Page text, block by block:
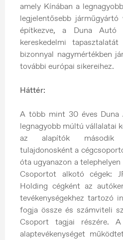
amely Kínában a
legjelentősebb
építkezve, a Duna
kereskedelmi
bizonnyal nagymértékben
további európai sikereihez.
Háttér:
A több mint 30 éves Duna
legnagyobb múltú vállalatai
az alapítók második
tulajdonosként a
óta ugyanazon a
Csoportot alkotó cégek:
Holding cégként az
tevékenységekhez tartozó
fogja össze és számviteli
Csoport tagjai részére.
alaptevékenységet